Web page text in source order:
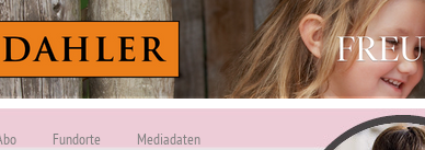
Fundorte Mediadaten